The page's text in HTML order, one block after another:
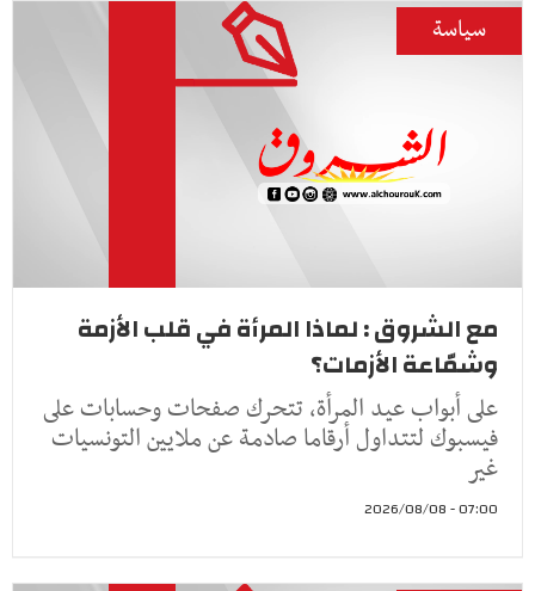
سياسة
مع الشروق : لماذا المرأة في قلب الأزمة
وشمّاعة الأزمات؟
على أبواب عيد المرأة، تتحرك صفحات وحسابات على
فيسبوك لتتداول أرقاما صادمة عن ملايين التونسيات
غير
07:00 - 2026/08/08